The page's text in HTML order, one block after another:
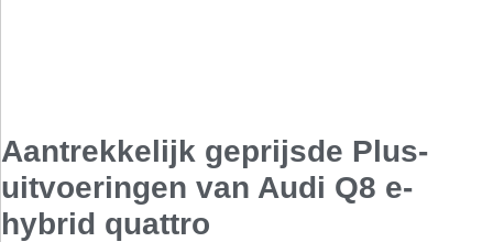
Aantrekkelijk geprijsde Plus-
uitvoeringen van Audi Q8 e-
hybrid quattro